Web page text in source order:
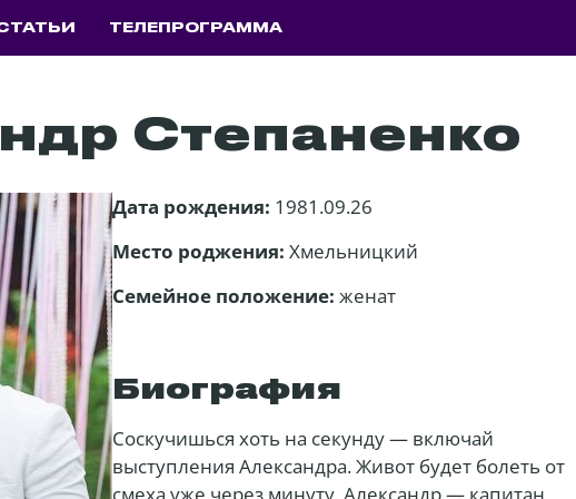
ТЕЛЕПРОГРАММА
Степаненко
Дата рождения: 1981.09.26
Место роджения: Хмельницкий
Семейное положение: женат
Биография
Соскучишься хоть на секунду — включай
выступления Александра. Живот будет болеть от